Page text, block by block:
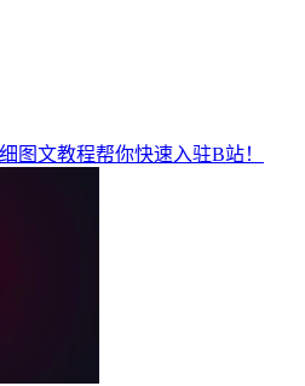
图文教程帮你快速入驻B站！